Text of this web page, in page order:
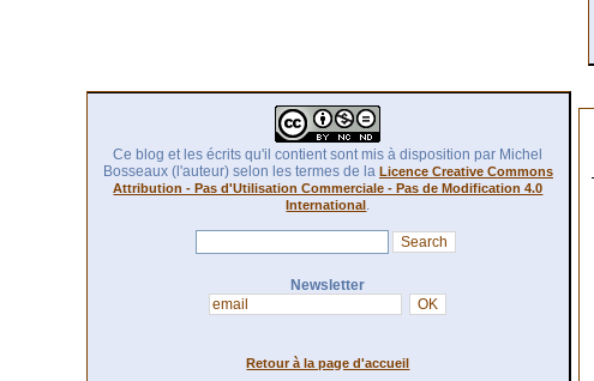
Ce blog et les écrits qu'il contient sont mis à disposition par Michel
Bosseaux (l'auteur) selon les termes de la Licence Creative Commons
Attribution - Pas d'Utilisation Commerciale - Pas de Modification 4.0
International.
Newsletter
Retour à la page d'accueil